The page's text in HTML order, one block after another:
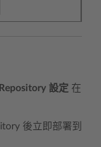
Repository 設定 在
後立即部署到